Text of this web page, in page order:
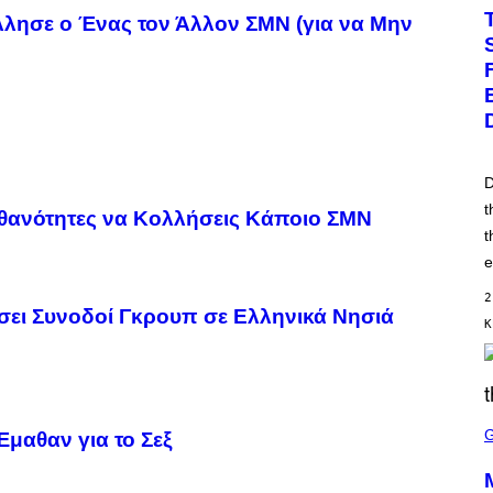
ο Ένας τον Άλλον ΣΜΝ (για να Μην
να Κολλήσεις Κάποιο ΣΜΝ
Συνοδοί Γκρουπ σε Ελληνικά Νησιά
για το Σεξ
B
Y
J
E
F
F
V
I
T
Z
F
L
M
A
I
C
C
E